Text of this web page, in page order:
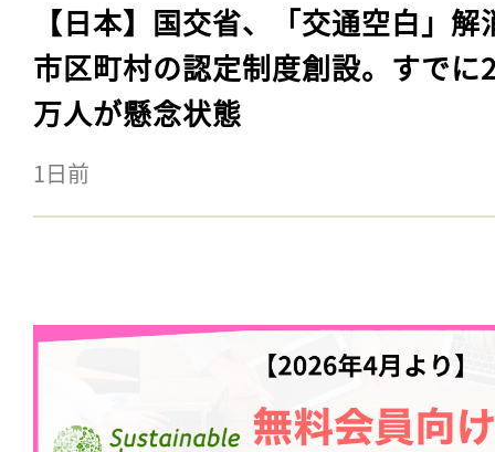
【日本】国交省、「交通空白」解
市区町村の認定制度創設。すでに
万人が懸念状態
1日前